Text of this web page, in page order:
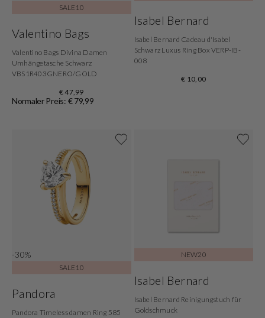
SALE10
Valentino Bags
Valentino Bags Divina Damen
Umhängetasche Schwarz
VBS1R403GNERO/GOLD
€ 47,99
Normaler Preis: € 79,99
Isabel Bernard
Isabel Bernard Cadeau d'Isabel
Schwarz Luxus Ring Box VERP-IB-
008
€ 10,00
-30%
SALE10
Pandora
Pandora Timeless damen Ring 585
NEW20
Isabel Bernard
Isabel Bernard Reinigungstuch für
Goldschmuck